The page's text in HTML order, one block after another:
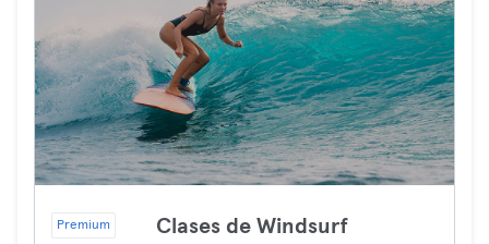
Premium Clases de Windsurf